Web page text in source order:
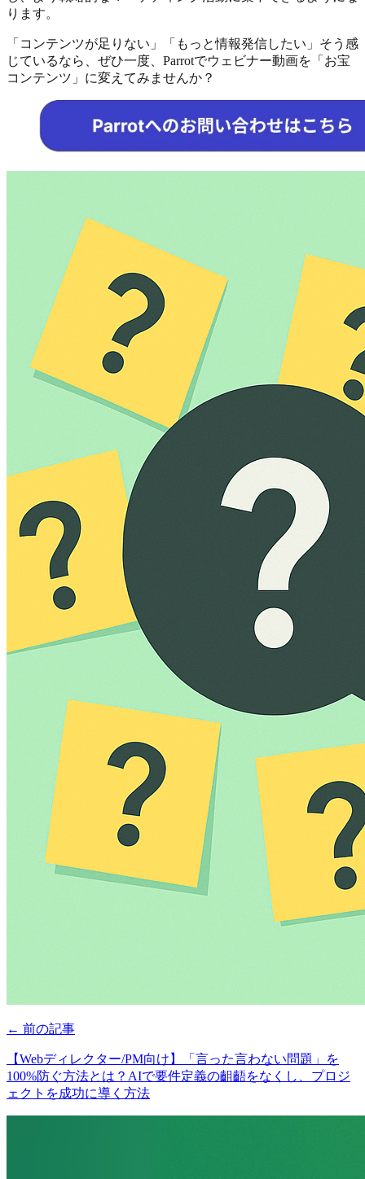
ります。
「コンテンツが足りない」「もっと情報発信したい」そう感
じているなら、ぜひ一度、Parrotでウェビナー動画を「お宝
コンテンツ」に変えてみませんか？
← 前の記事
【Webディレクター/PM向け】「言った言わない問題」を
100%防ぐ方法とは？AIで要件定義の齟齬をなくし、プロジ
ェクトを成功に導く方法